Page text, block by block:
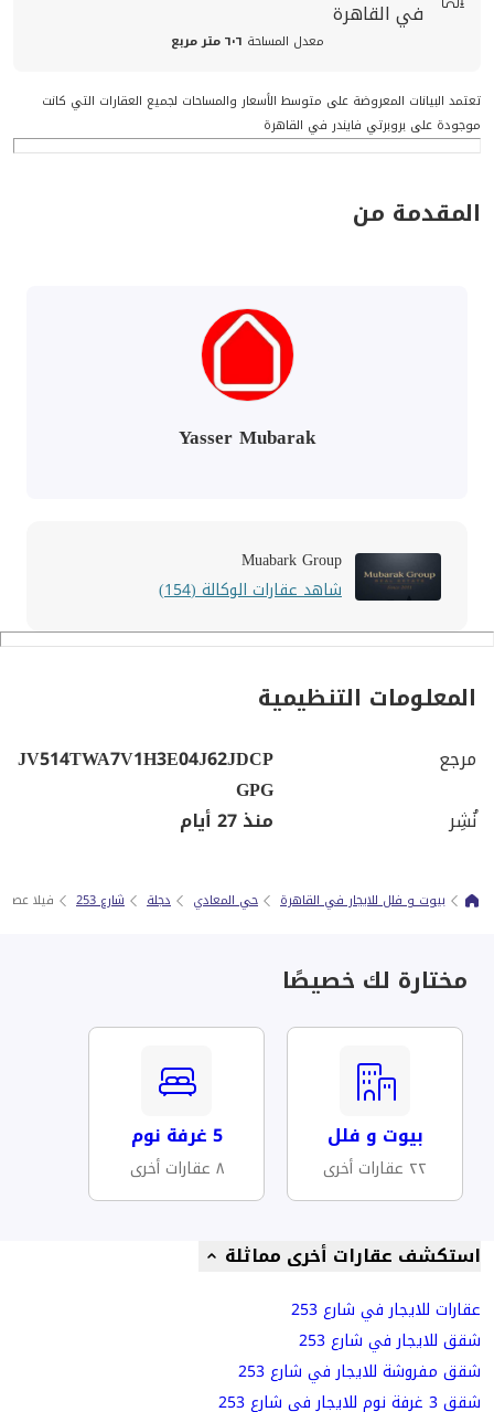
في القاهرة
معدل المساحة ٦٠٦ متر مربع
تعتمد البيانات المعروضة على متوسط الأسعار والمساحات لجميع العقارات التي كانت
موجودة على بروبرتي فايندر في القاهرة
المقدمة من
Yasser Mubarak
Muabark Group
شاهد عقارات الوكالة (154)
المعلومات التنظيمية
مرجع
JV514TWA7V1H3E04J62JDCP
GPG
نُشِر
منذ 27 أيام
بيوت و فلل للايجار في القاهرة حي المعادي دجلة شارع 253 فيلا
مختارة لك خصيصًا
بيوت و فلل
٢٢ عقارات أخرى
5 غرفة نوم
٨ عقارات أخرى
استكشف عقارات أخرى مماثلة
عقارات للايجار في شارع 253
شقق للايجار في شارع 253
شقق مفروشة للايجار في شارع 253
شقق 3 غرفة نوم للايجار في شارع 253